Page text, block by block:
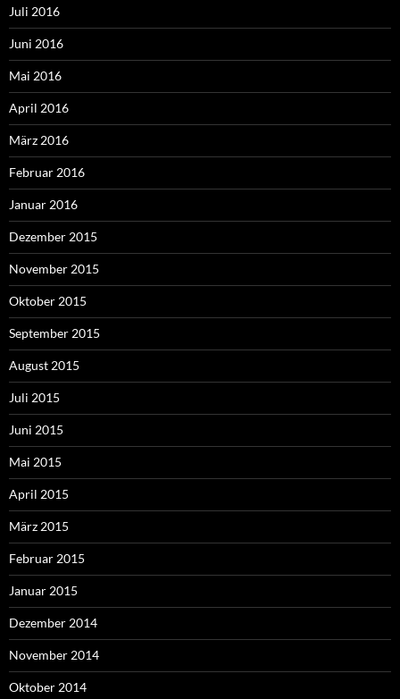
Juli 2016
Juni 2016
Mai 2016
April 2016
März 2016
Februar 2016
Januar 2016
Dezember 2015
November 2015
Oktober 2015
September 2015
August 2015
Juli 2015
Juni 2015
Mai 2015
April 2015
März 2015
Februar 2015
Januar 2015
Dezember 2014
November 2014
Oktober 2014